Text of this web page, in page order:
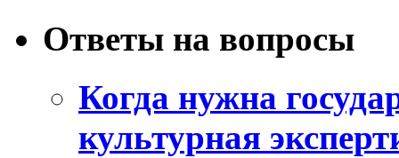
Ответы на вопросы
Когда нужна
культурная